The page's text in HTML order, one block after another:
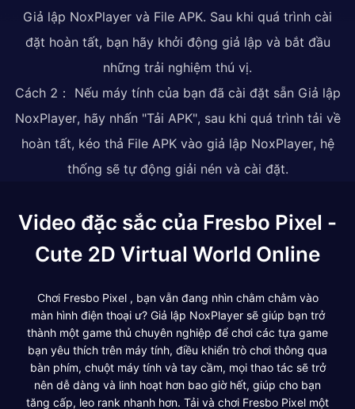
Giả lập NoxPlayer và File APK. Sau khi quá trình cài
đặt hoàn tất, bạn hãy khởi động giả lập và bắt đầu
những trải nghiệm thú vị.
Cách 2： Nếu máy tính của bạn đã cài đặt sẵn Giả lập
NoxPlayer, hãy nhấn "Tải APK", sau khi quá trình tải về
hoàn tất, kéo thả File APK vào giả lập NoxPlayer, hệ
thống sẽ tự động giải nén và cài đặt.
Video đặc sắc của Fresbo Pixel -
Cute 2D Virtual World Online
Chơi Fresbo Pixel , bạn vẫn đang nhìn chằm chằm vào
màn hình điện thoại ư? Giả lập NoxPlayer sẽ giúp bạn trở
thành một game thủ chuyên nghiệp để chơi các tựa game
bạn yêu thích trên máy tính, điều khiển trò chơi thông qua
bàn phím, chuột máy tính và tay cầm, mọi thao tác sẽ trở
nên dễ dàng và linh hoạt hơn bao giờ hết, giúp cho bạn
tăng cấp, leo rank nhanh hơn. Tải và chơi Fresbo Pixel một